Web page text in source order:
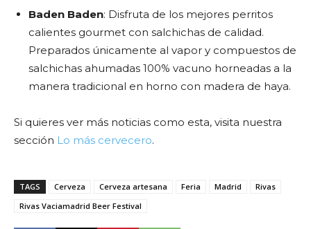
Baden Baden: Disfruta de los mejores perritos
calientes gourmet con salchichas de calidad.
Preparados únicamente al vapor y compuestos de
salchichas ahumadas 100% vacuno horneadas a la
manera tradicional en horno con madera de haya.
Si quieres ver más noticias como esta, visita nuestra
sección Lo más cervecero.
TAGS Cerveza Cerveza artesana Feria Madrid
Rivas
Rivas Vaciamadrid Beer Festival